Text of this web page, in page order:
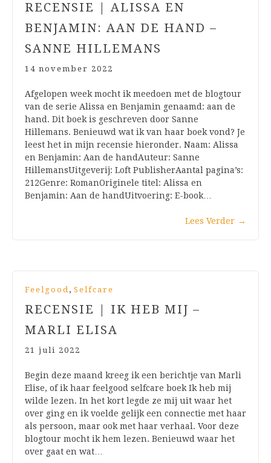
RECENSIE | ALISSA EN
BENJAMIN: AAN DE HAND –
SANNE HILLEMANS
14 november 2022
Afgelopen week mocht ik meedoen met de blogtour
van de serie Alissa en Benjamin genaamd: aan de
hand. Dit boek is geschreven door Sanne
Hillemans. Benieuwd wat ik van haar boek vond? Je
leest het in mijn recensie hieronder. Naam: Alissa
en Benjamin: Aan de handAuteur: Sanne
HillemansUitgeverij: Loft PublisherAantal pagina’s:
212Genre: RomanOriginele titel: Alissa en
Benjamin: Aan de handUitvoering: E-book…
Lees Verder →
Feelgood , Selfcare
RECENSIE | IK HEB MIJ –
MARLI ELISA
21 juli 2022
Begin deze maand kreeg ik een berichtje van Marli
Elise, of ik haar feelgood selfcare boek Ik heb mij
wilde lezen. In het kort legde ze mij uit waar het
over ging en ik voelde gelijk een connectie met haar
als persoon, maar ook met haar verhaal. Voor deze
blogtour mocht ik hem lezen. Benieuwd waar het
over gaat en wat…